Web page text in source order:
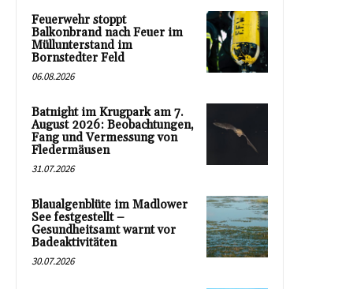
Feuerwehr stoppt
Balkonbrand nach Feuer im
Müllunterstand im
Bornstedter Feld
06.08.2026
Batnight im Krugpark am 7.
August 2026: Beobachtungen,
Fang und Vermessung von
Fledermäusen
31.07.2026
Blaualgenblüte im Madlower
See festgestellt –
Gesundheitsamt warnt vor
Badeaktivitäten
30.07.2026